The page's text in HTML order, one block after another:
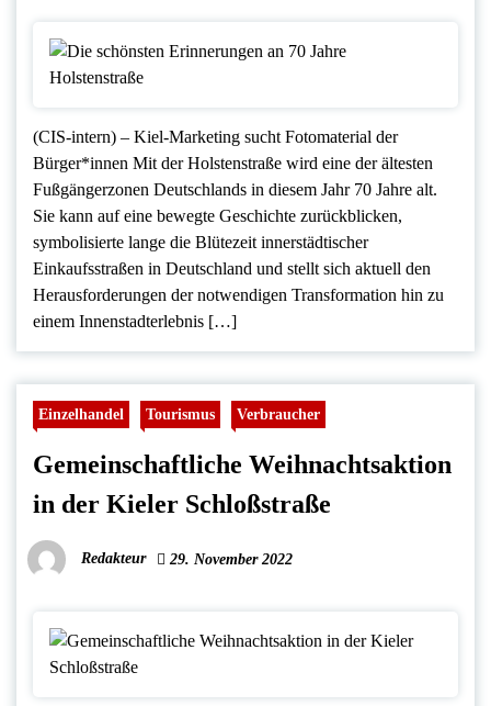
(CIS-intern) – Kiel-Marketing sucht Fotomaterial der
Bürger*innen Mit der Holstenstraße wird eine der ältesten
Fußgängerzonen Deutschlands in diesem Jahr 70 Jahre alt.
Sie kann auf eine bewegte Geschichte zurückblicken,
symbolisierte lange die Blütezeit innerstädtischer
Einkaufsstraßen in Deutschland und stellt sich aktuell den
Herausforderungen der notwendigen Transformation hin zu
einem Innenstadterlebnis […]
Einzelhandel Tourismus Verbraucher
Gemeinschaftliche Weihnachtsaktion
in der Kieler Schloßstraße
Redakteur 29. November 2022